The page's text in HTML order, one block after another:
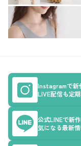
Instagramで新
LIVE配信も定
公式LINEで新
気になる最新